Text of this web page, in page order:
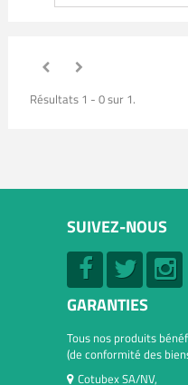
Résultats 1 - 0 sur 1.
SUIVEZ-NOUS
GARANTIES
Tous nos produits
(de conformité des
Cotubex SA/NV,